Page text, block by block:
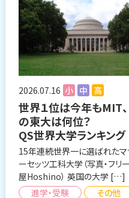
2026.07.16 小 中 高
世界１位は今年もMIT
の東大は何位？
QS世界大学ランキング
15年連続世界一に選ばれたマ
ーセッツ工科大学（写真・フリ
屋Hoshino） 英国の大学 […]
進学・受験
その他